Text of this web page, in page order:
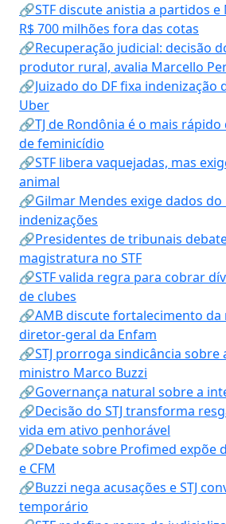
🔗STF discute anistia a partidos e
R$ 700 milhões fora das cotas
🔗Recuperação judicial: decisão
produtor rural, avalia Marcello
🔗Juizado do DF fixa indenização
Uber
🔗TJ de Rondônia é o mais rápido
de feminicídio
🔗STF libera vaquejadas, mas
animal
🔗Gilmar Mendes exige dados do
indenizações
🔗Presidentes de tribunais
magistratura no STF
🔗STF valida regra para cobrar
de clubes
🔗AMB discute fortalecimento
diretor-geral da Enfam
🔗STJ prorroga sindicância sobre
ministro Marco Buzzi
🔗Governança natural sobre a
🔗Decisão do STJ transforma
vida em ativo penhorável
🔗Debate sobre Profimed expõe
e CFM
🔗Buzzi nega acusações e STJ
temporário